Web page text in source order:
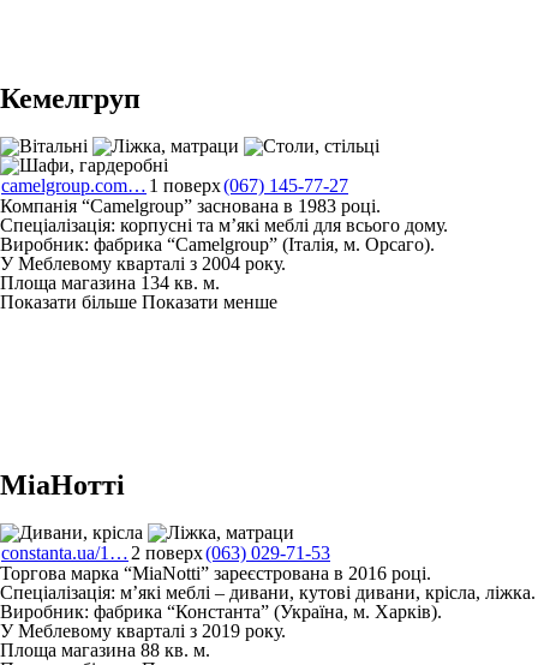
Кемелгруп
camelgroup.com… 1 поверх(067) 145-77-27
Компанія “Camelgroup” заснована в 1983 році.
Спеціалізація: корпусні та м’які меблі для всього дому.
Виробник: фабрика “Camelgroup” (Італія, м. Орсаго).
У Меблевому кварталі з 2004 року.
Площа магазина 134 кв. м.
Показати більше Показати менше
МіаНотті
constanta.ua/1… 2 поверх(063) 029-71-53
Торгова марка “MiaNotti” зареєстрована в 2016 році.
Спеціалізація: м’які меблі – дивани, кутові дивани, крісла, ліжка.
Виробник: фабрика “Константа” (Україна, м. Харків).
У Меблевому кварталі з 2019 року.
Площа магазина 88 кв. м.